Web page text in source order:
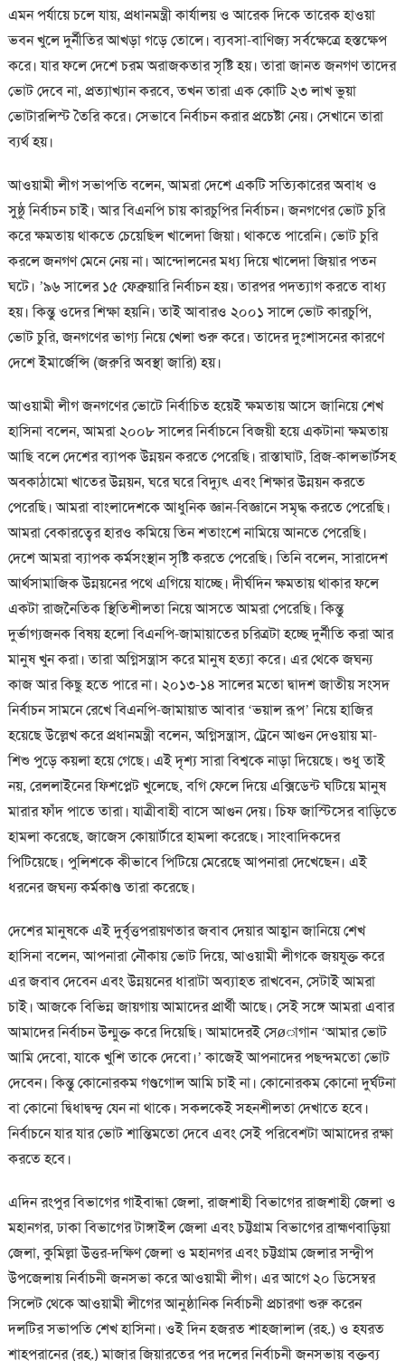
এমন পর্যায়ে চলে যায়, প্রধানমন্ত্রী কার্যালয় ও আরেক দিকে তারেক হাওয়া
ভবন খুলে দুর্নীতির আখড়া গড়ে তোলে। ব্যবসা-বাণিজ্য সর্বক্ষেত্রে হস্তক্ষেপ
করে। যার ফলে দেশে চরম অরাজকতার সৃষ্টি হয়। তারা জানত জনগণ তাদের
ভোট দেবে না, প্রত্যাখ্যান করবে, তখন তারা এক কোটি ২৩ লাখ ভুয়া
ভোটারলিস্ট তৈরি করে। সেভাবে নির্বাচন করার প্রচেষ্টা নেয়। সেখানে তারা
ব্যর্থ হয়।
আওয়ামী লীগ সভাপতি বলেন, আমরা দেশে একটি সত্যিকারের অবাধ ও
সুষ্ঠু নির্বাচন চাই। আর বিএনপি চায় কারচুপির নির্বাচন। জনগণের ভোট চুরি
করে ক্ষমতায় থাকতে চেয়েছিল খালেদা জিয়া। থাকতে পারেনি। ভোট চুরি
করলে জনগণ মেনে নেয় না। আন্দোলনের মধ্য দিয়ে খালেদা জিয়ার পতন
ঘটে। ’৯৬ সালের ১৫ ফেব্রুয়ারি নির্বাচন হয়। তারপর পদত্যাগ করতে বাধ্য
হয়। কিন্তু ওদের শিক্ষা হয়নি। তাই আবারও ২০০১ সালে ভোট কারচুপি,
ভোট চুরি, জনগণের ভাগ্য নিয়ে খেলা শুরু করে। তাদের দুঃশাসনের কারণে
দেশে ইমার্জেন্সি (জরুরি অবস্থা জারি) হয়।
আওয়ামী লীগ জনগণের ভোটে নির্বাচিত হয়েই ক্ষমতায় আসে জানিয়ে শেখ
হাসিনা বলেন, আমরা ২০০৮ সালের নির্বাচনে বিজয়ী হয়ে একটানা ক্ষমতায়
আছি বলে দেশের ব্যাপক উন্নয়ন করতে পেরেছি। রাস্তাঘাট, ব্রিজ-কালভার্টসহ
অবকাঠামো খাতের উন্নয়ন, ঘরে ঘরে বিদ্যুৎ এবং শিক্ষার উন্নয়ন করতে
পেরেছি। আমরা বাংলাদেশকে আধুনিক জ্ঞান-বিজ্ঞানে সমৃদ্ধ করতে পেরেছি।
আমরা বেকারত্বের হারও কমিয়ে তিন শতাংশে নামিয়ে আনতে পেরেছি।
দেশে আমরা ব্যাপক কর্মসংস্থান সৃষ্টি করতে পেরেছি। তিনি বলেন, সারাদেশ
আর্থসামাজিক উন্নয়নের পথে এগিয়ে যাচ্ছে। দীর্ঘদিন ক্ষমতায় থাকার ফলে
একটা রাজনৈতিক স্থিতিশীলতা নিয়ে আসতে আমরা পেরেছি। কিন্তু
দুর্ভাগ্যজনক বিষয় হলো বিএনপি-জামায়াতের চরিত্রটা হচ্ছে দুর্নীতি করা আর
মানুষ খুন করা। তারা অগ্নিসন্ত্রাস করে মানুষ হত্যা করে। এর থেকে জঘন্য
কাজ আর কিছু হতে পারে না। ২০১৩-১৪ সালের মতো দ্বাদশ জাতীয় সংসদ
নির্বাচন সামনে রেখে বিএনপি-জামায়াত আবার ‘ভয়াল রূপ’ নিয়ে হাজির
হয়েছে উল্লেখ করে প্রধানমন্ত্রী বলেন, অগ্নিসন্ত্রাস, ট্রেনে আগুন দেওয়ায় মা-
শিশু পুড়ে কয়লা হয়ে গেছে। এই দৃশ্য সারা বিশ্বকে নাড়া দিয়েছে। শুধু তাই
নয়, রেললাইনের ফিশপ্লেট খুলেছে, বগি ফেলে দিয়ে এক্সিডেন্ট ঘটিয়ে মানুষ
মারার ফাঁদ পাতে তারা। যাত্রীবাহী বাসে আগুন দেয়। চিফ জাস্টিসের বাড়িতে
হামলা করেছে, জাজেস কোয়ার্টারে হামলা করেছে। সাংবাদিকদের
পিটিয়েছে। পুলিশকে কীভাবে পিটিয়ে মেরেছে আপনারা দেখেছেন। এই
ধরনের জঘন্য কর্মকাণ্ড তারা করেছে।
দেশের মানুষকে এই দুর্বৃত্তপরায়ণতার জবাব দেয়ার আহ্বান জানিয়ে শেখ
হাসিনা বলেন, আপনারা নৌকায় ভোট দিয়ে, আওয়ামী লীগকে জয়যুক্ত করে
এর জবাব দেবেন এবং উন্নয়নের ধারাটা অব্যাহত রাখবেন, সেটাই আমরা
চাই। আজকে বিভিন্ন জায়গায় আমাদের প্রার্থী আছে। সেই সঙ্গে আমরা এবার
আমাদের নির্বাচন উন্মুক্ত করে দিয়েছি। আমাদেরই সেøাগান ‘আমার ভোট
আমি দেবো, যাকে খুশি তাকে দেবো।’ কাজেই আপনাদের পছন্দমতো ভোট
দেবেন। কিন্তু কোনোরকম গণ্ডগোল আমি চাই না। কোনোরকম কোনো দুর্ঘটনা
বা কোনো দ্বিধাদ্বন্দ্ব যেন না থাকে। সকলকেই সহনশীলতা দেখাতে হবে।
নির্বাচনে যার যার ভোট শান্তিমতো দেবে এবং সেই পরিবেশটা আমাদের রক্ষা
করতে হবে।
এদিন রংপুর বিভাগের গাইবান্ধা জেলা, রাজশাহী বিভাগের রাজশাহী জেলা ও
মহানগর, ঢাকা বিভাগের টাঙ্গাইল জেলা এবং চট্টগ্রাম বিভাগের ব্রাহ্মণবাড়িয়া
জেলা, কুমিল্লা উত্তর-দক্ষিণ জেলা ও মহানগর এবং চট্টগ্রাম জেলার সন্দ্বীপ
উপজেলায় নির্বাচনী জনসভা করে আওয়ামী লীগ। এর আগে ২০ ডিসেম্বর
সিলেট থেকে আওয়ামী লীগের আনুষ্ঠানিক নির্বাচনী প্রচারণা শুরু করেন
দলটির সভাপতি শেখ হাসিনা। ওই দিন হজরত শাহজালাল (রহ.) ও হযরত
শাহপরানের (রহ.) মাজার জিয়ারতের পর দলের নির্বাচনী জনসভায় বক্তব্য